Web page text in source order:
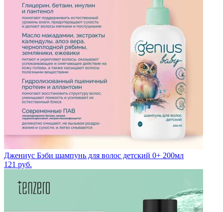
Джениус Бэби шампунь для волос детский 0+ 200мл
121 руб.